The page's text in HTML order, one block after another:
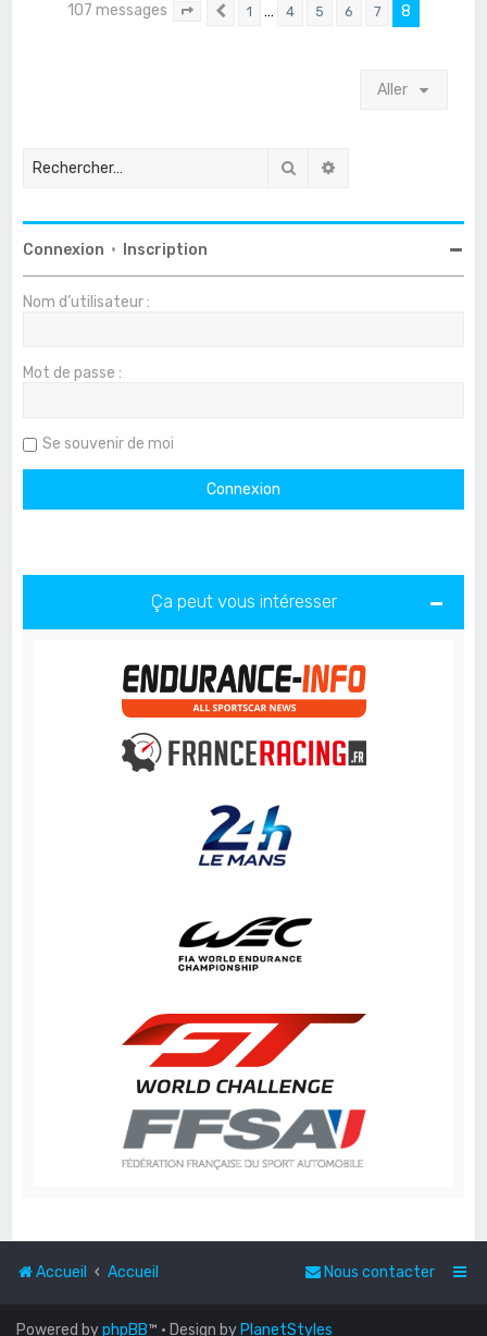
107 messages Page sur8
Précédent
1 … 4 5 6 7 8
Aller
Rechercher
Connexion • Inscription
Nom d’utilisateur :
Mot de passe :
Se souvenir de moi
Ça peut vous intéresser
Accueil Accueil Nous contacter
Powered byphpBB™ • Design by PlanetStyles